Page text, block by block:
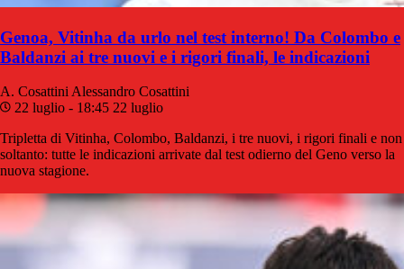
Genoa, Vitinha da urlo nel test interno! Da Colombo e
Baldanzi ai tre nuovi e i rigori finali, le indicazioni
A. Cosattini Alessandro Cosattini
22 luglio - 18:45 22 luglio
Tripletta di Vitinha, Colombo, Baldanzi, i tre nuovi, i rigori finali e non
soltanto: tutte le indicazioni arrivate dal test odierno del Geno verso la
nuova stagione.